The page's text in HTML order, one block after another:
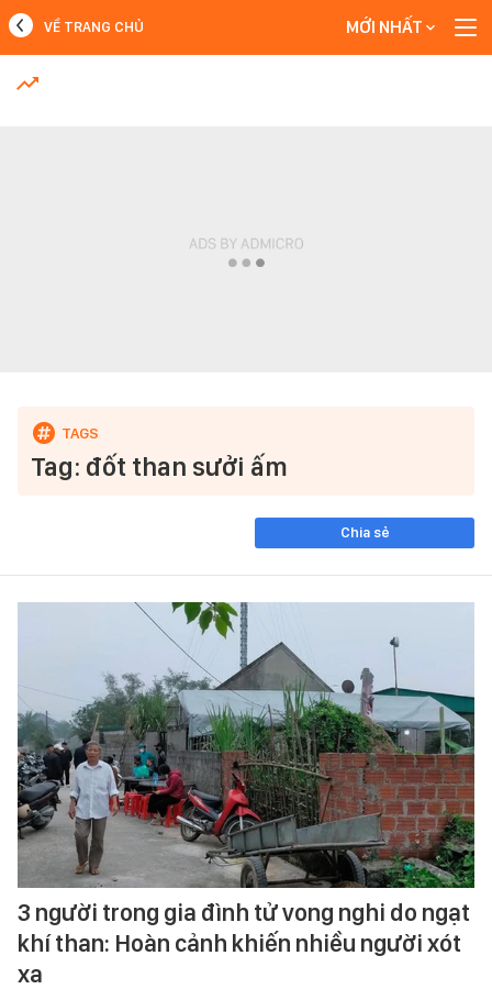
MỚI NHẤT
VỀ TRANG CHỦ MỚI NHẤT
Tag: đốt than sưởi ấm
Chia sẻ
3 người trong gia đình tử vong nghi do ngạt
khí than: Hoàn cảnh khiến nhiều người xót
xa